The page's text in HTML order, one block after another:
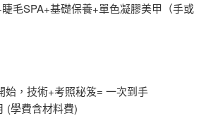
毛SPA+基礎保養+單色凝膠美甲（手或
始，技術+考照秘笈= 一次到手
(學費含材料費)